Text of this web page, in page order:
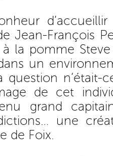
Jean-François
la pomme
un
n’était-
de cet
grand
une
de Foix.